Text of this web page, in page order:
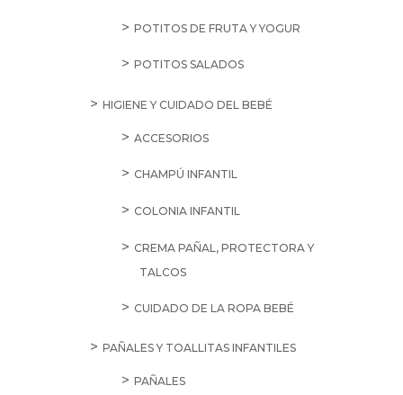
POTITOS DE FRUTA Y YOGUR
POTITOS SALADOS
HIGIENE Y CUIDADO DEL BEBÉ
ACCESORIOS
CHAMPÚ INFANTIL
COLONIA INFANTIL
CREMA PAÑAL, PROTECTORA Y
TALCOS
CUIDADO DE LA ROPA BEBÉ
PAÑALES Y TOALLITAS INFANTILES
PAÑALES